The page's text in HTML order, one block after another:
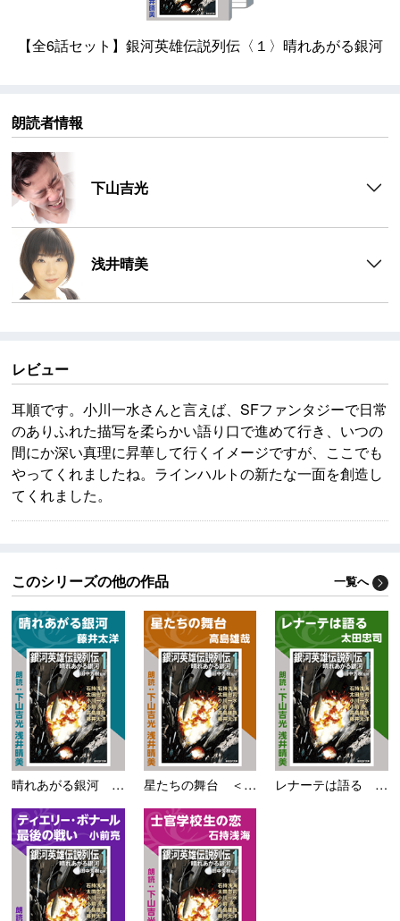
【全6話セット】銀河英雄伝説列伝〈１〉晴れあがる銀河
朗読者情報
下山吉光
浅井晴美
レビュー
耳順です。小川一水さんと言えば、SFファンタジーで日常
のありふれた描写を柔らかい語り口で進めて行き、いつの
間にか深い真理に昇華して行くイメージですが、ここでも
やってくれましたね。ラインハルトの新たな一面を創造し
てくれました。
このシリーズの他の作品 一覧へ
晴れあがる銀河 ＜銀河... 星たちの舞台 ＜銀河英... レナーテは語る ＜銀河...